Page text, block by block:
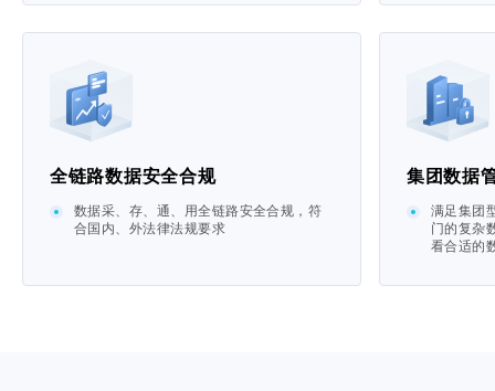
全链路数据安全合规
数据采、存、通、用全链路安全合规，符
合国内、外法律法规要求
集团数据
满足集团
门的复杂
看合适的